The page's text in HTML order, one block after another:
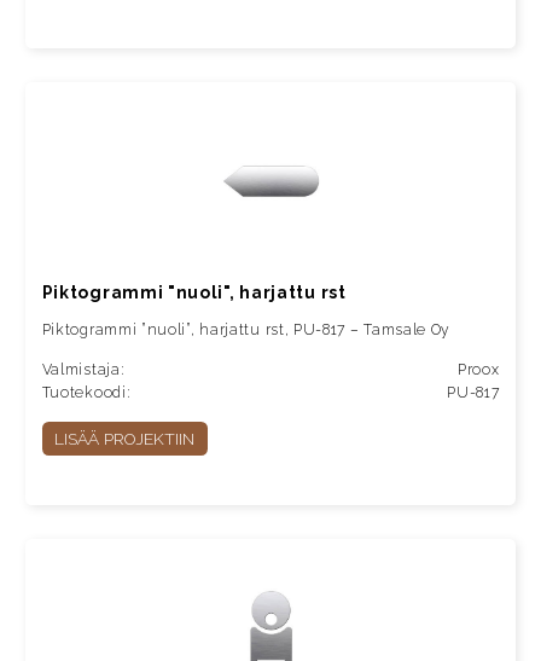
Piktogrammi "nuoli", harjattu rst
Piktogrammi ”nuoli”, harjattu rst, PU-817 – Tamsale Oy
Valmistaja:
Proox
Tuotekoodi:
PU-817
LISÄÄ PROJEKTIIN